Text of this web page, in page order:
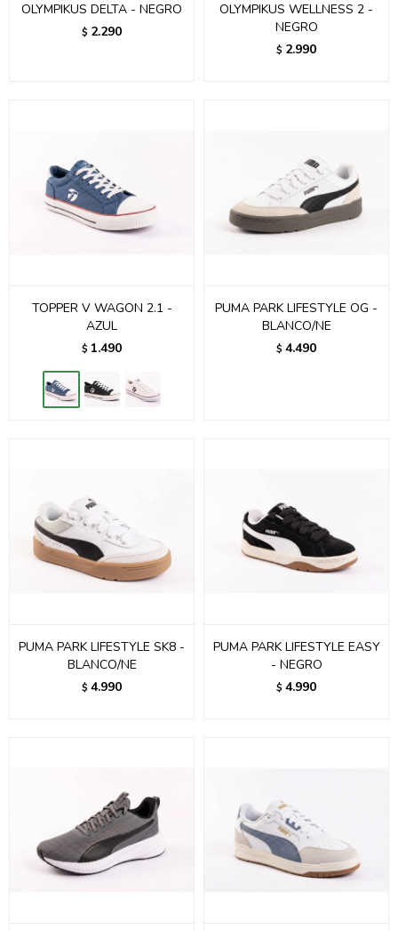
OLYMPIKUS DELTA - NEGRO
$ 2.290
OLYMPIKUS WELLNESS 2 -
NEGRO
$ 2.990
TOPPER V WAGON 2.1 -
AZUL
$ 1.490
PUMA PARK LIFESTYLE OG -
BLANCO/NE
$ 4.490
PUMA PARK LIFESTYLE SK8 -
BLANCO/NE
$ 4.990
PUMA PARK LIFESTYLE EASY
- NEGRO
$ 4.990